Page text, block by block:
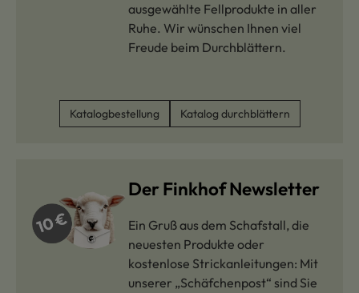
ausgewählte Fellprodukte in aller
Ruhe. Wir wünschen Ihnen viel
Freude beim Durchblättern.
Katalogbestellung Katalog durchblättern
Der Finkhof Newsletter
Ein Gruß aus dem Schafstall, die
neuesten Produkte oder
kostenlose Strickanleitungen: Mit
unserer „Schäfchenpost“ sind Sie